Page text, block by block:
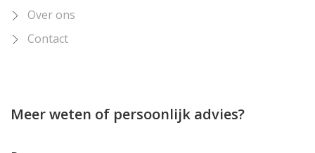
Over ons
Contact
Meer weten of persoonlijk advies?